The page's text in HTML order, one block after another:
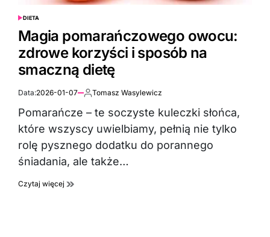
POSTED
IN
DIETA
Magia pomarańczowego owocu:
zdrowe korzyści i sposób na
smaczną dietę
Data:2026-01-07 Autor:
Tomasz Wasylewicz
Pomarańcze – te soczyste kuleczki słońca,
które wszyscy uwielbiamy, pełnią nie tylko
rolę pysznego dodatku do porannego
śniadania, ale także…
Czytaj więcej